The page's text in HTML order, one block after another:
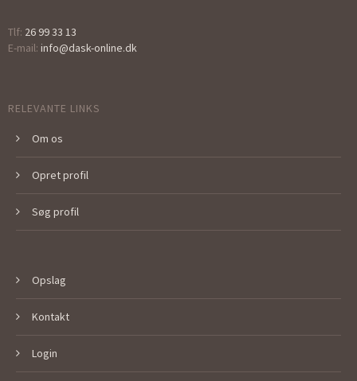
Tlf: 26 99 33 13
E-mail: info@dask-online.dk
RELEVANTE LINKS
Om os
Opret profil
Søg profil
Opslag
Kontakt
Login